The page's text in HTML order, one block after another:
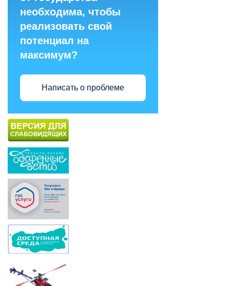
необходима, чтобы
реализовать свой
потенциал на
максимум?
Написать о проблеме